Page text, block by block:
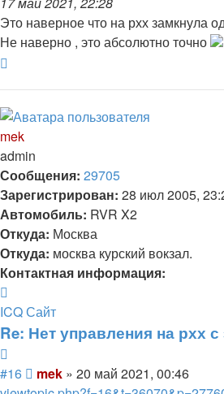
Это наверное что на рхх замкнула
Не наверно , это абсолютно точно
mek
admin
Сообщения: 29705
Зарегистрирован: 28 июл 2005,
Автомобиль: RVR X2
Откуда: Москва
Откуда: москва курский вокзал.
Контактная информация:
информация
пользователя
ICQСайт
Re: Нет управления на рхх с
#16
Сообщение
mek » 20 май 2021, 00:46